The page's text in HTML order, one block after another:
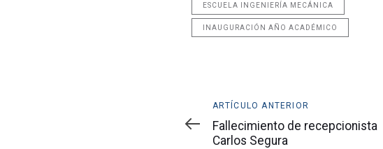
ESCUELA INGENIERÍA MECÁNICA
INAUGURACIÓN AÑO ACADÉMICO
Artículo
anterior
ARTÍCULO ANTERIOR
Fallecimiento de recepcionista
Carlos Segura